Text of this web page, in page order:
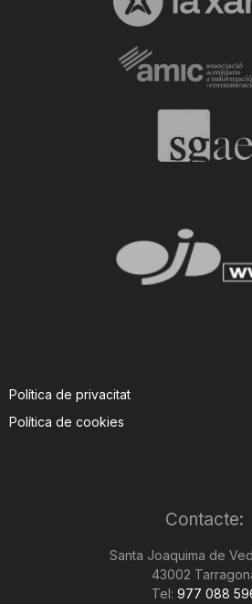
Política de privacitat
Política de cookies
Contacte:
Santa Joaquima de
43002
Tel: 977 088